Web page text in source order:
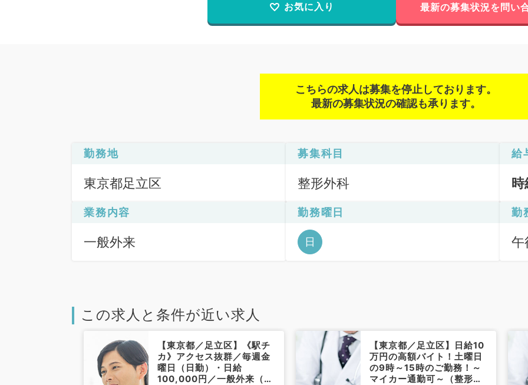
お気に入り 最新の募集状況を問い
こちらの求人は募集を停止しております。
最新の募集状況の確認も承ります。
勤務地
東京都足立区
募集科目
整形外科
給
業務内容
一般外来
勤務曜日
日
勤
午
この求人と条件が近い求人
【東京都／足立区】《駅チ
カ》アクセス抜群／毎週金
曜日（日勤）・日給
100,000円／一般外来（整
【東京都／足立区】日給10
万円の高額バイト！土曜日
の9時～15時のご勤務！～
マイカー通勤可～（整形外